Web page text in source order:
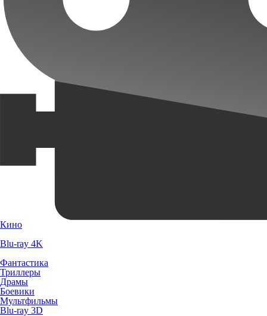
Кино
Blu-ray 4K
Фантастика
Триллеры
Драмы
Боевики
Мультфильмы
Blu-ray 3D